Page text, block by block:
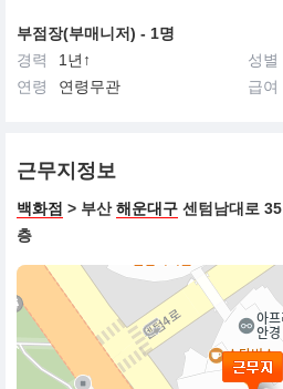
부점장(부매니저) - 1명
경력
1년↑ 성별
연령
연령무관 급여
근무지정보
백화점 > 부산해운대구 센텀남대로 35
층